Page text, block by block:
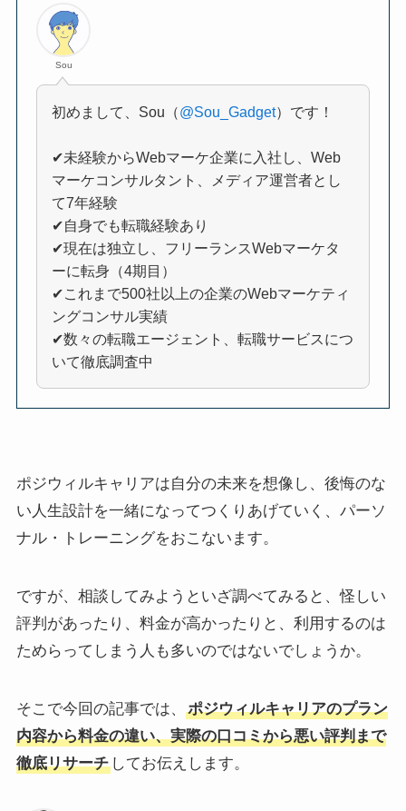
Sou
初めまして、Sou（@Sou_Gadget）です！
✔未経験からWebマーケ企業に入社し、Web
マーケコンサルタント、メディア運営者とし
て7年経験
✔自身でも転職経験あり
✔現在は独立し、フリーランスWebマーケタ
ーに転身（4期目）
✔これまで500社以上の企業のWebマーケティ
ングコンサル実績
✔数々の転職エージェント、転職サービスにつ
いて徹底調査中
ポジウィルキャリアは自分の未来を想像し、後悔のな
い人生設計を一緒になってつくりあげていく、パーソ
ナル・トレーニングをおこないます。
ですが、相談してみようといざ調べてみると、怪しい
評判があったり、料金が高かったりと、利用するのは
ためらってしまう人も多いのではないでしょうか。
そこで今回の記事では、
ポジウィルキャリアのプラン
内容から料金の違い、実際の口コミから悪い評判まで
徹底リサーチしてお伝えします。